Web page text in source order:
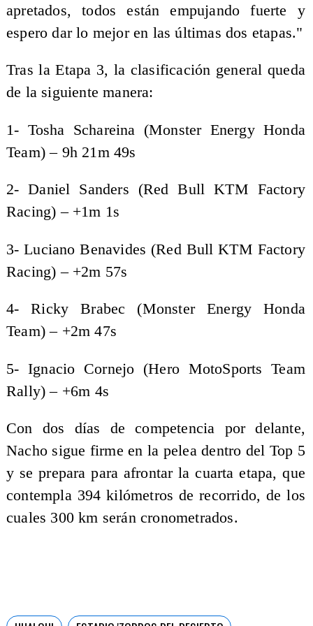
apretados, todos están empujando fuerte y
espero dar lo mejor en las últimas dos etapas."
Tras la Etapa 3, la clasificación general queda
de la siguiente manera:
1️- Tosha Schareina (Monster Energy Honda
Team) – 9h 21m 49s
2- Daniel Sanders (Red Bull KTM Factory
Racing) – +1m 1s
3- Luciano Benavides (Red Bull KTM Factory
Racing) – +2m 57s
4- Ricky Brabec (Monster Energy Honda
Team) – +2m 47s
5- Ignacio Cornejo (Hero MotoSports Team
Rally) – +6m 4s
Con dos días de competencia por delante,
Nacho sigue firme en la pelea dentro del Top 5
y se prepara para afrontar la cuarta etapa, que
contempla 394 kilómetros de recorrido, de los
cuales 300 km serán cronometrados.